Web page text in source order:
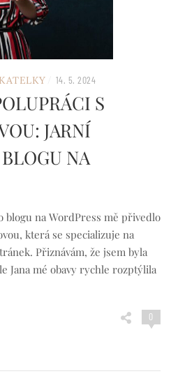
14. 5. 2024
S
JARNÍ
NA
blogu na WordPress mě přivedlo
která se specializuje na
Přiznávám, že jsem byla
Jana mé obavy rychle rozptýlila
0